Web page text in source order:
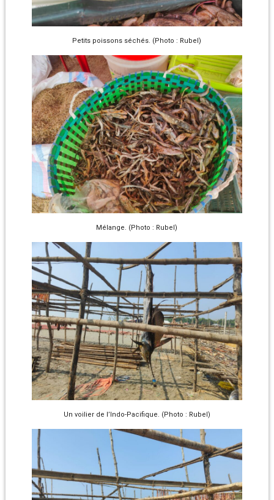
Petits poissons séchés. (Photo : Rubel)
Mélange. (Photo : Rubel)
Un voilier de I’Indo-Pacifique. (Photo : Rubel)